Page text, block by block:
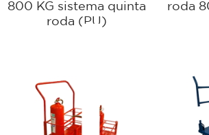
800 KG sistema quinta
roda (PU)
roda